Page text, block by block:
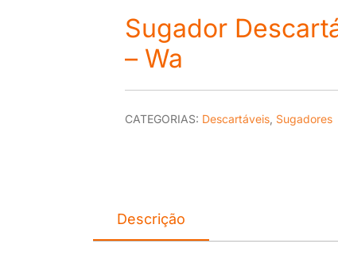
Sugador
– Wa
CATEGORIAS: Descartáveis Sugadores
Descrição